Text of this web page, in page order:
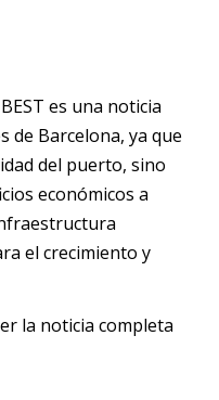
es una noticia
de Barcelona, ya que
del puerto, sino
económicos a
el crecimiento y
la noticia completa